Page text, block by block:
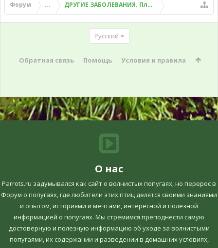
Форум ... ДРУГИЕ ЗАБОЛЕВАНИЯ. Плохой помет, рвота и
Русский
Обратная связь Помощь Условия и правила
О нас
Parrots.ru задумывался как сайт о волнистых попугаях, но перерос в
Форум о попугаях, где любители этих птиц делятся своими знаниями
и опытом, историями и мечтами, интересной и полезной
информацией о попугаях. Мы стремимся преподнести самую
достоверную и полезную информацию об уходе за волнистыми
попугаями, их содержании и разведении в домашних условиях,